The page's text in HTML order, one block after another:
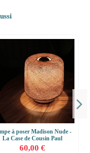
à poser Madison Nude -
La Case de Cousin Paul
60,00 €